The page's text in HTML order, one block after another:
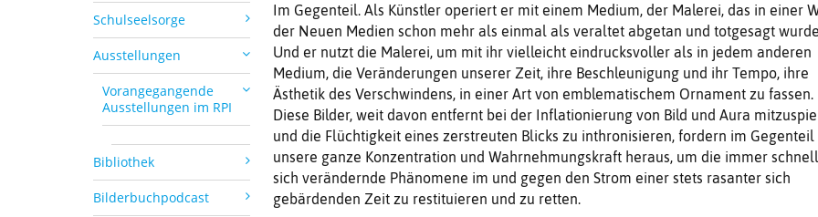
Schulseelsorge
Ausstellungen
Vorangegangende
Ausstellungen im RPI
Bibliothek
Bilderbuchpodcast
Im Gegenteil. Als Künstler operiert er mit einem Medium, der Malerei, das in einer
der Neuen Medien schon mehr als einmal als veraltet abgetan und totgesagt
Und er nutzt die Malerei, um mit ihr vielleicht eindrucksvoller als in jedem anderen
Medium, die Veränderungen unserer Zeit, ihre Beschleunigung und ihr Tempo, ihre
Ästhetik des Verschwindens, in einer Art von emblematischem Ornament zu fassen.
Diese Bilder, weit davon entfernt bei der Inflationierung von Bild und Aura
und die Flüchtigkeit eines zerstreuten Blicks zu inthronisieren, fordern im Gegenteil
unsere ganze Konzentration und Wahrnehmungskraft heraus, um die immer
sich verändernde Phänomene im und gegen den Strom einer stets rasanter sich
gebärdenden Zeit zu restituieren und zu retten.